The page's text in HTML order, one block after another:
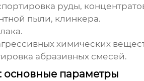
руды,
пыли, клинкера.
химических
абразивных смесей.
: основные параметры